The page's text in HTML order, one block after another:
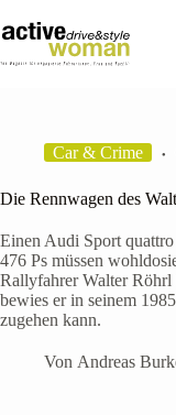
Inhalt
springen
Car & Crime
Die Rennwagen des
Einen Audi Sport
476 Ps müssen
Rallyfahrer Walter Röhrl
bewies er in seinem
zugehen kann.
Von Andreas